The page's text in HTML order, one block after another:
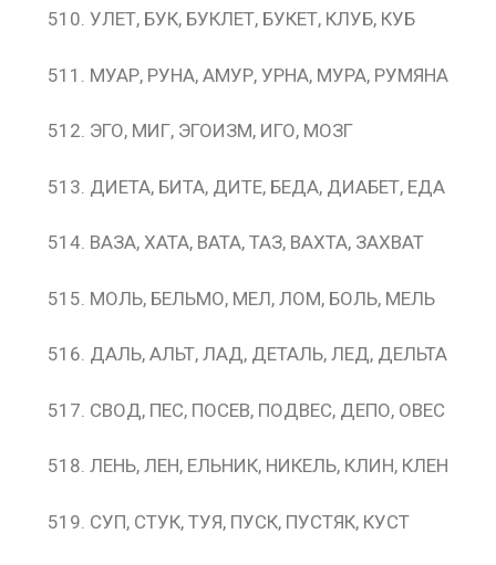
УЛЕТ, БУК, БУКЛЕТ, БУКЕТ, КЛУБ, КУБ
МУАР, РУНА, АМУР, УРНА, МУРА, РУМЯНА
ЭГО, МИГ, ЭГОИЗМ, ИГО, МОЗГ
ДИЕТА, БИТА, ДИТЕ, БЕДА, ДИАБЕТ, ЕДА
ВАЗА, ХАТА, ВАТА, ТАЗ, ВАХТА, ЗАХВАТ
МОЛЬ, БЕЛЬМО, МЕЛ, ЛОМ, БОЛЬ, МЕЛЬ
ДАЛЬ, АЛЬТ, ЛАД, ДЕТАЛЬ, ЛЕД, ДЕЛЬТА
СВОД, ПЕС, ПОСЕВ, ПОДВЕС, ДЕПО, ОВЕС
ЛЕНЬ, ЛЕН, ЕЛЬНИК, НИКЕЛЬ, КЛИН, КЛЕН
СУП, СТУК, ТУЯ, ПУСК, ПУСТЯК, КУСТ